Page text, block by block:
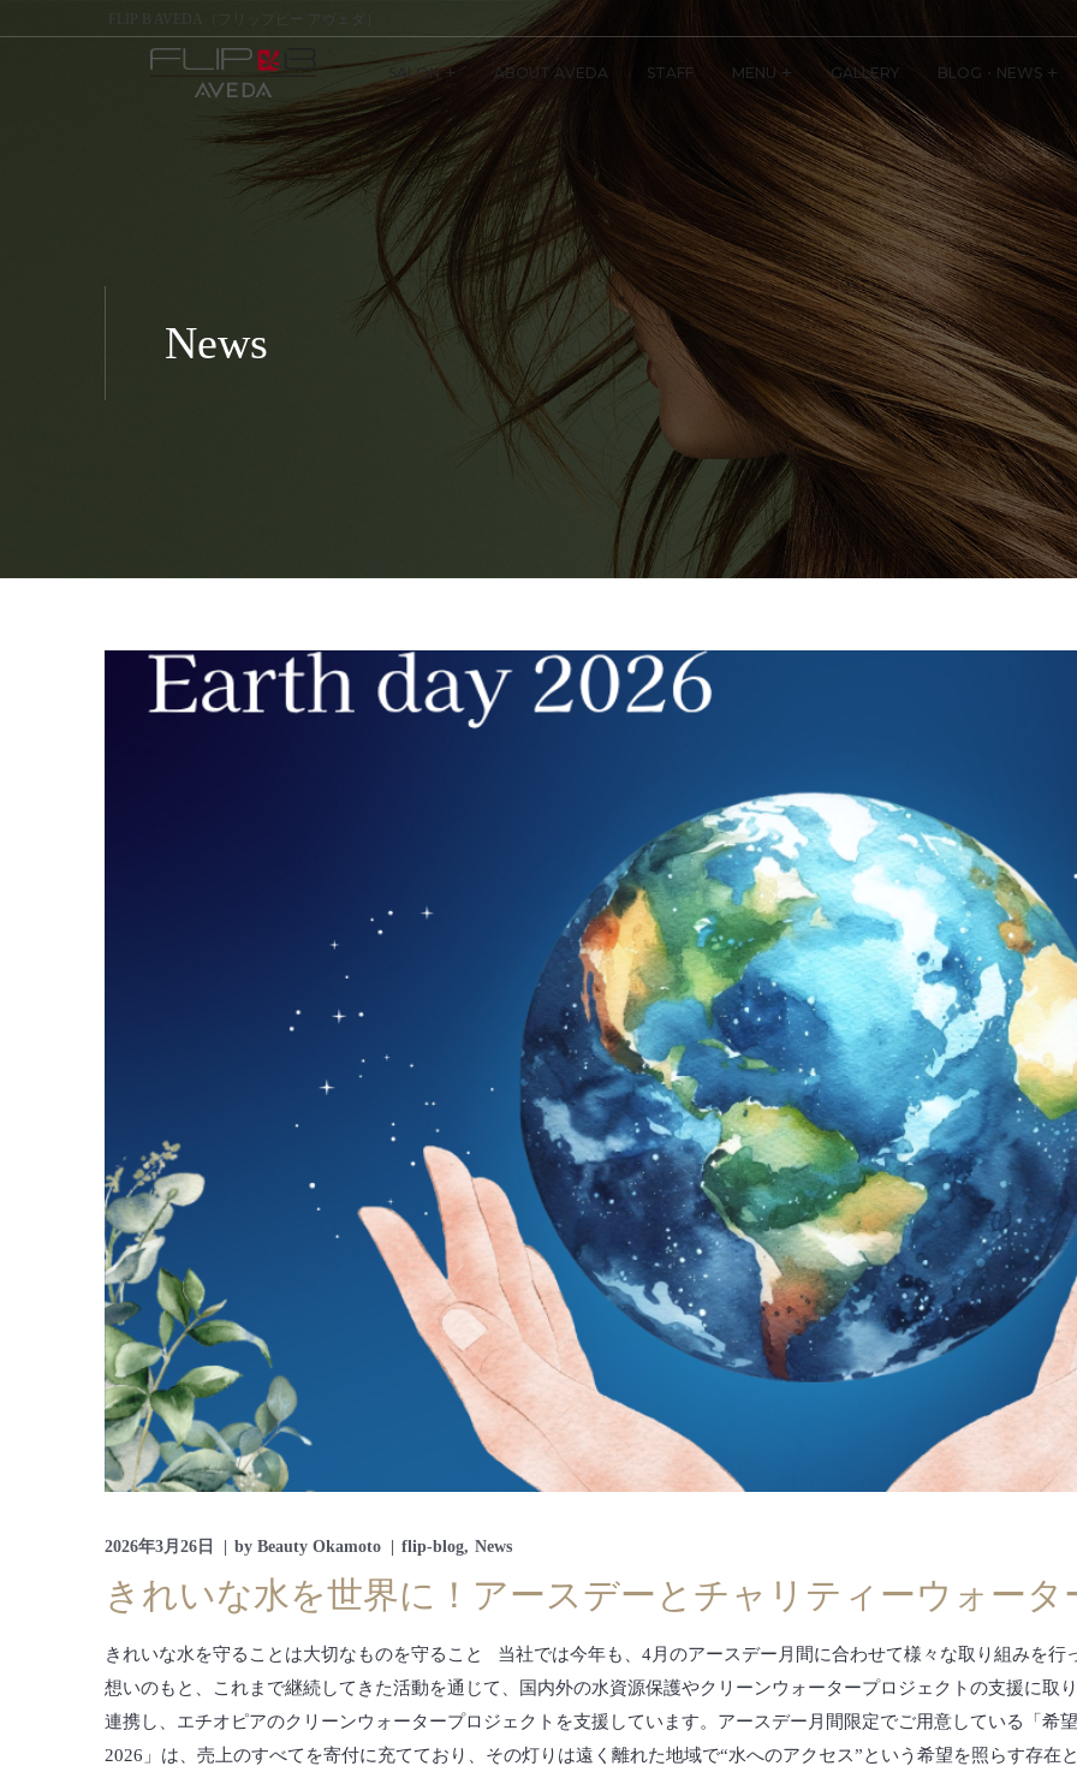
FLIP B AVEDA（フリップビー アヴェダ）
SALON ABOUT AVEDA STAFF MENU GALLERY BLOG・NEWS
News
2026年3月26日 by Beauty Okamoto flip-blog News
きれいな水を世界に！アースデーとチャリティーウォータ
きれいな水を守ることは大切なものを守ること 当社では今年も、4月のアースデー月間に合わせて様々な取り組みを
想いのもと、これまで継続してきた活動を通じて、国内外の水資源保護やクリーンウォータープロジェクトの支援に取
連携し、エチオピアのクリーンウォータープロジェクトを支援しています。アースデー月間限定でご用意している「希
2026」は、売上のすべてを寄付に充てており、その灯りは遠く離れた地域で“水へのアクセス”という希望を照らす存在